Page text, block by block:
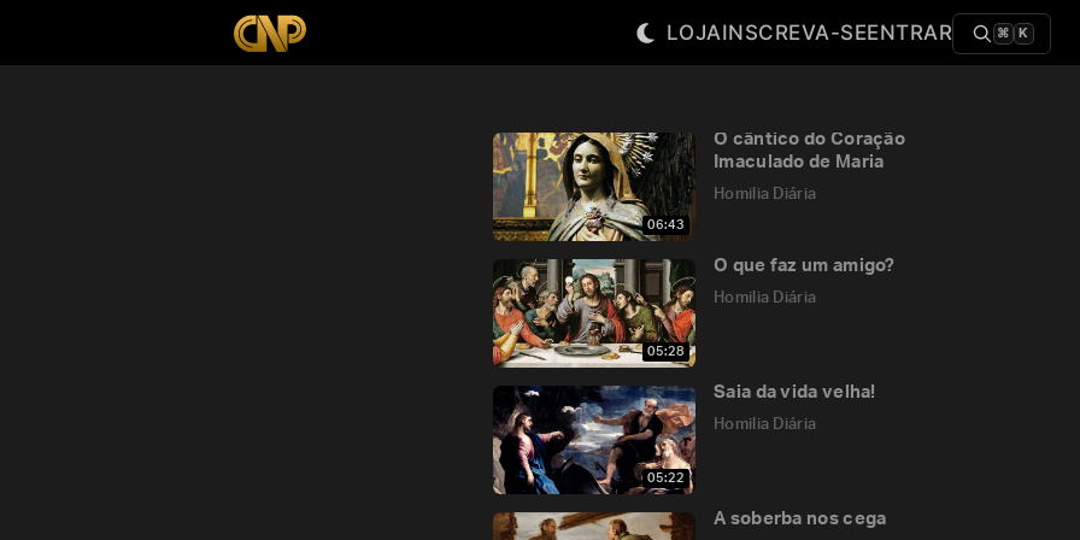
LOJAINSCREVA-SEENTRAR ⌘ K
06:43
O cântico do Coração
Imaculado de Maria
Homilia Diária
05:28
O que faz um amigo?
Homilia Diária
05:22
Saia da vida velha!
Homilia Diária
A soberba nos cega